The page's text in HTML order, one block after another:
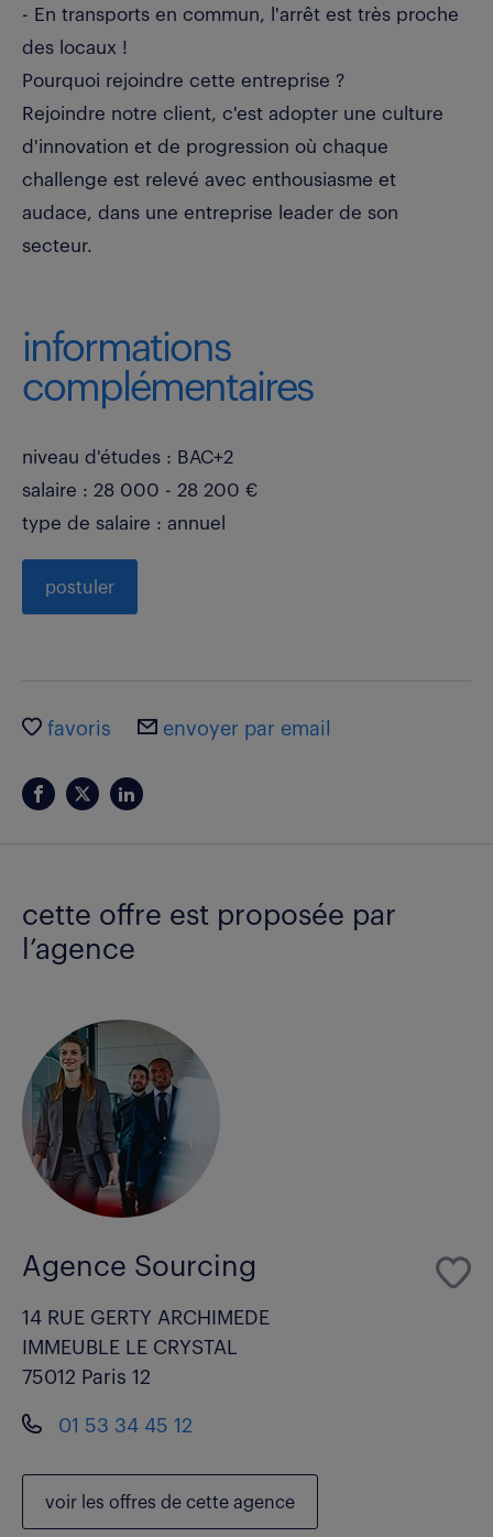
- En transports en commun, l'arrêt est très proche
des locaux !
Pourquoi rejoindre cette entreprise ?
Rejoindre notre client, c'est adopter une culture
d'innovation et de progression où chaque
challenge est relevé avec enthousiasme et
audace, dans une entreprise leader de son
secteur.
informations
complémentaires
niveau d'études : BAC+2
salaire : 28 000 - 28 200 €
type de salaire : annuel
postuler
favoris envoyer par email
cette offre est proposée par
l’agence
Agence Sourcing
14 RUE GERTY ARCHIMEDE
IMMEUBLE LE CRYSTAL
75012 Paris 12
01 53 34 45 12
voir les offres de cette agence